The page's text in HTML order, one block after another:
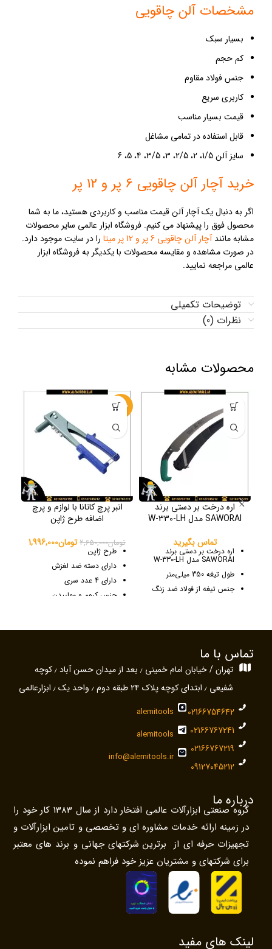
مشخصات آلن چاقویی
بسیار سبک
کم حجم
جنس فولاد مقاوم
کاربری سریع
قیمت بسیار مناسب
قابل استفاده در تمامی مشاغل
سایز آلن 1/5، 2، 2/5، 3، 3/5، 4، 5، 6
خرید آچار آلن چاقویی 6 پر و 12 پر
اگر به دنبال یک آچار آلن قیمت مناسب و کاربردی هستید، ما به شما
محصول فوق را پیشنهاد می کنیم. فروشگاه ابزار عالمی سایر محصولات
مشابه مانندآچار آلن چاقویی 6 پر و 12 پر میتا
را در سایت موجود دارد.
در صورت مشاهده و مقایسه محصولات با یکدیگر به فروشگاه ابزار
عالمی مراجعه نمایید.
توضیحات تکمیلی
نظرات (0)
محصولات مشابه
اره درخت بر دستی برند
SAWORAI مدل W-330-LH
تماس بگیرید
اره درخت بر دستی برند
SAWORAI مدل W-330-LH
طول تیغه 350 میلی‌متر
جنس تیغه از فولاد ضد زنگ
-25%
انبر پرچ کاتانا با لوازم و پرچ
اضافه طرح ژاپن
تومان2,650,000 تومان1,996,000
طرح ژاپن
دارای دسته ضد لغزش
دارای 4 عدد سری
جنس کروم و مولیبدن
تماس با ما
تهران / خیابان امام خمینی ٫ بعد از میدان حسن آباد ٫ کوچه
شفیعی ٫ ابتدای کوچه پلاک ۲۴ طبقه دوم ٫ واحد یک ٫ ابزارعالمی
02166754642
02166767241
02166767219
09127045212
alemitools
alemitools
info@alemitools.ir
درباره ما
گروه صنعتی ابزارآلات عالمی افتخار دارد از سال 1383 کار خود را
در زمینه ارائه خدمات مشاوره ای و تخصصی و تامین ابزارآلات و
تجهیزات حرفه ای از برترین شرکتهای جهانی و برند های معتبر
برای شرکتهای و مشتریان عزیز خود فراهم نموده
لینک های مفید